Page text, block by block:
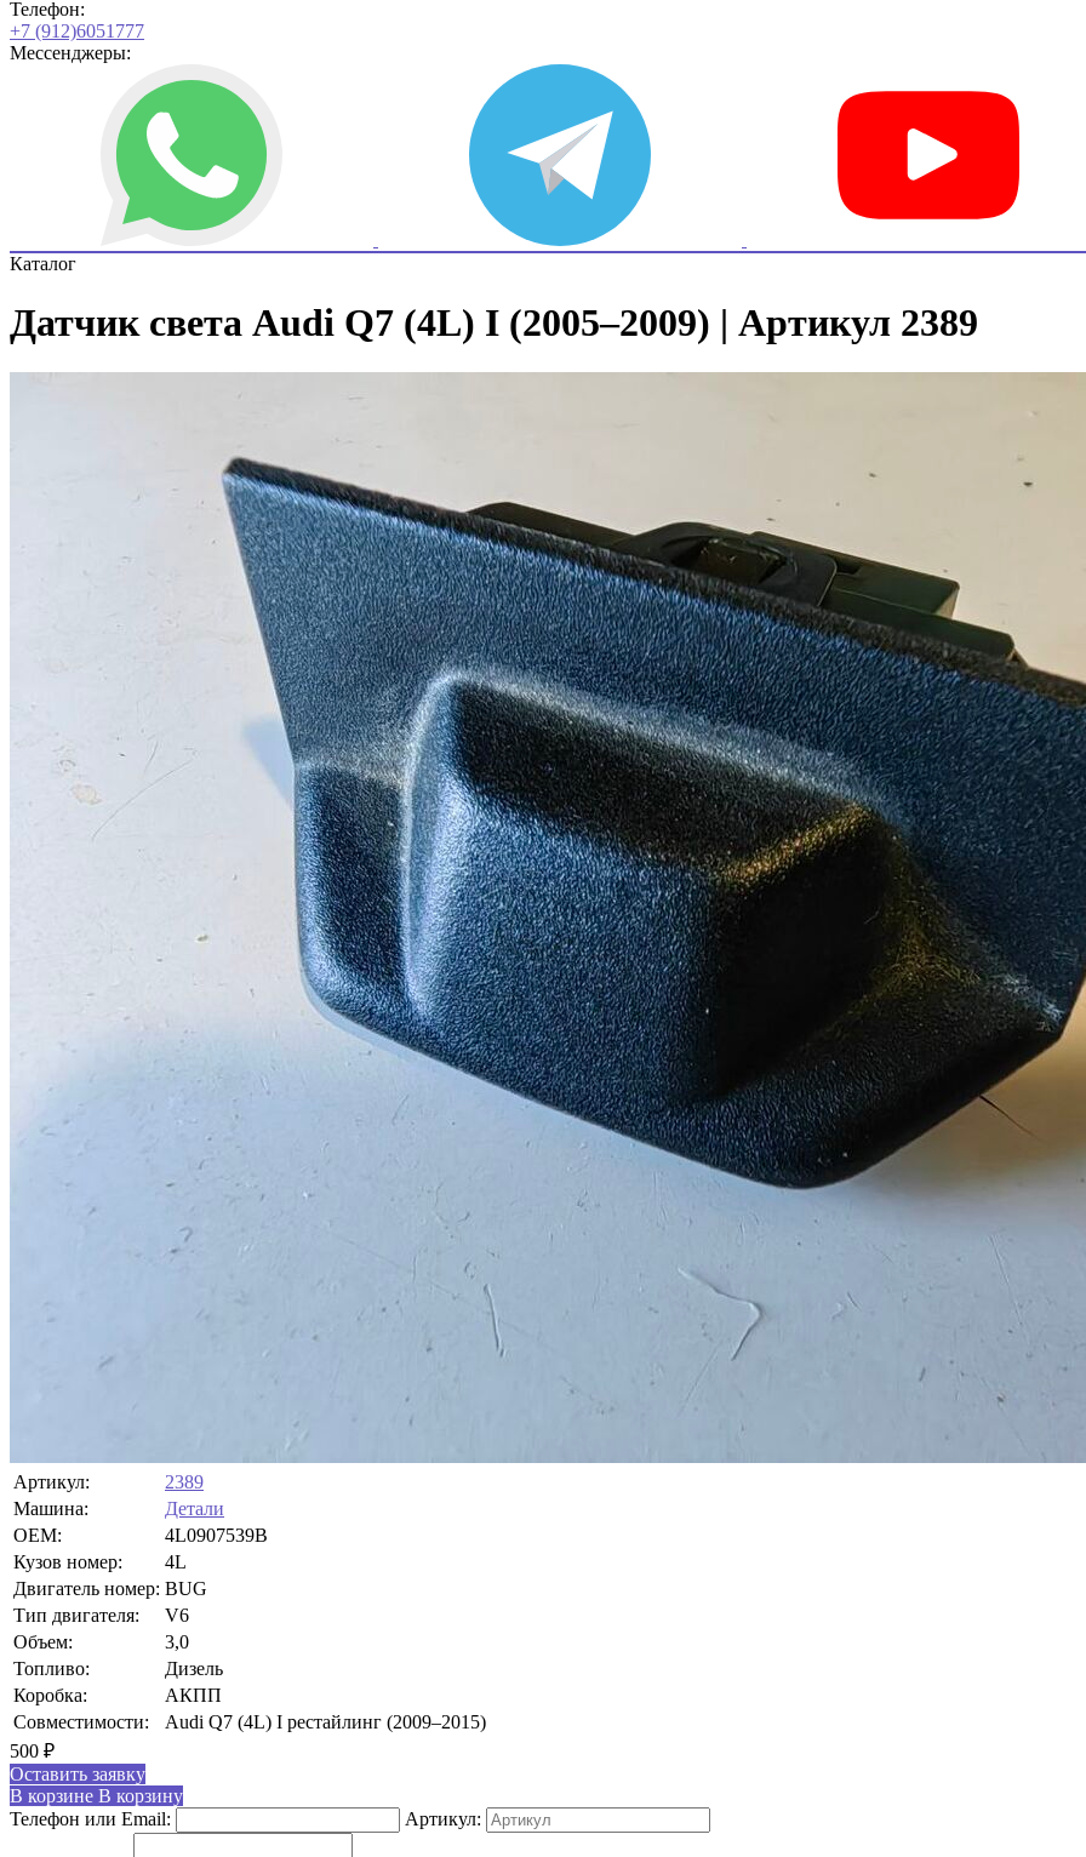
Телефон:
+7 (912)6051777
Мессенджеры:
Каталог
Датчик света Audi Q7 (4L) I (2005–2009) | Артикул 2389
Артикул:
2389
Машина:
Детали
OEM:
4L0907539B
Кузов номер:
4L
Двигатель номер: BUG
Тип двигателя:
V6
Объем:
3,0
Топливо:
Дизель
Коробка:
АКПП
Совместимости:
Audi Q7 (4L) I рестайлинг (2009–2015)
500 ₽
Оставить заявку
В корзине В корзину
Телефон или Email:
Артикул: